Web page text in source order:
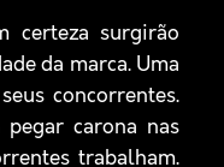
certeza surgirão
da marca. Uma
concorrentes.
carona nas
trabalham.